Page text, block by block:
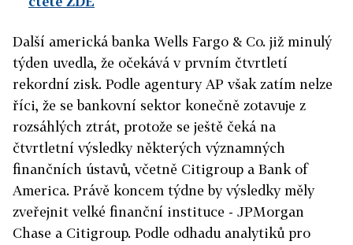
Další americká banka Wells Fargo & Co. již minulý
týden uvedla, že očekává v prvním čtvrtletí
rekordní zisk. Podle agentury AP však zatím nelze
říci, že se bankovní sektor konečně zotavuje z
rozsáhlých ztrát, protože se ještě čeká na
čtvrtletní výsledky některých významných
finančních ústavů, včetně Citigroup a Bank of
America. Právě koncem týdne by výsledky měly
zveřejnit velké finanční instituce - JPMorgan
Chase a Citigroup. Podle odhadu analytiků pro